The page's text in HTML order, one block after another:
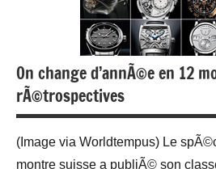
On change d’annÃ©e en 12
rÃ©trospectives
(Image via Worldtempus) Le
montre suisse a publiÃ© son